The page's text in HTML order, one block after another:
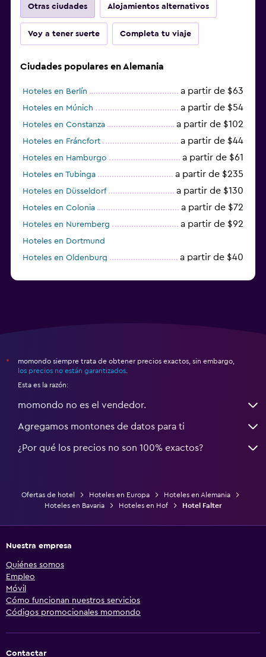
Otras ciudades Alojamientos alternativos
Voy a tener suerte Completa tu viaje
Ciudades populares en Alemania
Hoteles en Berlín a partir de $63
Hoteles en Múnich a partir de $54
Hoteles en Constanza a partir de $102
Hoteles en Fráncfort a partir de $44
Hoteles en Hamburgo a partir de $61
Hoteles en Tubinga a partir de $235
Hoteles en Düsseldorf a partir de $130
Hoteles en Colonia a partir de $72
Hoteles en Nuremberg a partir de $92
Hoteles en Dortmund
Hoteles en Oldenburg
a partir de $40
*
momondo siempre trata de obtener precios exactos, sin embargo,
los precios no están garantizados
Esta es la razón:
momondo no es el vendedor.
Agregamos montones de datos para ti
¿Por qué los precios no son 100% exactos?
Ofertas de hotel Hoteles en Europa
Hoteles en Alemania
Hoteles en Bavaria
Hoteles en Hof Hotel Falter
Nuestra empresa
Quiénes somos
Empleo
Móvil
Cómo funcionan nuestros servicios
Códigos promocionales momondo
Contactar